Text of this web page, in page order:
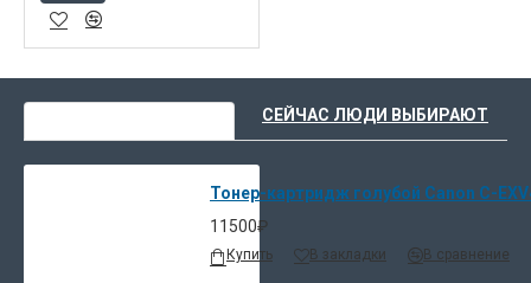
СЕЙЧАС ЛЮДИ ВЫБИРАЮТ
Тонер-картридж голубой Canon C-
11500₽
Купить В закладки В сравнение